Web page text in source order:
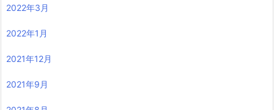
2022年3月
2022年1月
2021年12月
2021年9月